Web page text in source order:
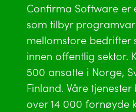
Confirma Software er
som tilbyr
mellomstore bedrifter
innen offentlig sektor.
500 ansatte i Norge,
Finland. Våre
over 14 000 fornøyde